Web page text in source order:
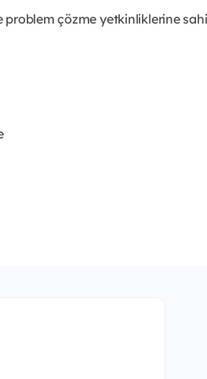
problem çözme yetkinliklerine